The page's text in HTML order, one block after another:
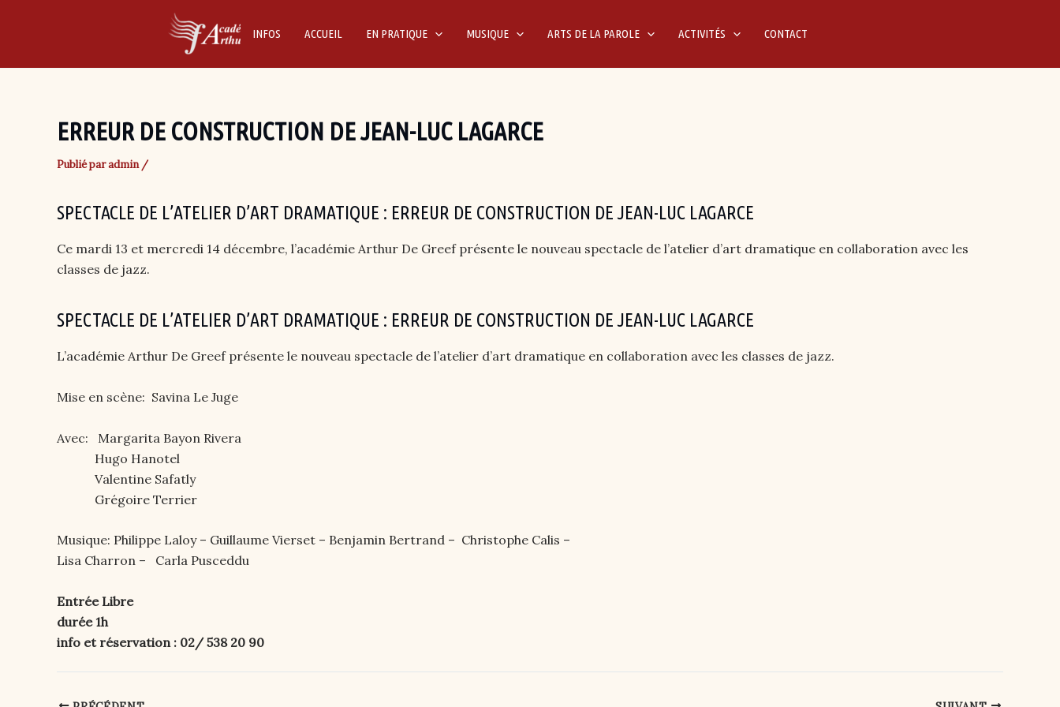
INFOS ACCUEIL EN PRATIQUE MUSIQUE ARTS DE LA PAROLE ACTIVITÉS CONTACT
ERREUR DE CONSTRUCTION DE JEAN-LUC LAGARCE
Publié paradmin /
SPECTACLE DE L’ATELIER D’ART DRAMATIQUE : ERREUR DE CONSTRUCTION DE JEAN-LUC LAGARCE
Ce mardi 13 et mercredi 14 décembre, l’académie Arthur De Greef présente le nouveau spectacle de l’atelier d’art dramatique en collaboration avec les
classes de jazz.
SPECTACLE DE L’ATELIER D’ART DRAMATIQUE : ERREUR DE CONSTRUCTION DE JEAN-LUC LAGARCE
L’académie Arthur De Greef présente le nouveau spectacle de l’atelier d’art dramatique en collaboration avec les classes de jazz.
Mise en scène: Savina Le Juge
Avec: Margarita Bayon Rivera
Hugo Hanotel
Valentine Safatly
Grégoire Terrier
Musique: Philippe Laloy – Guillaume Vierset – Benjamin Bertrand – Christophe Calis –
Lisa Charron – Carla Pusceddu
Entrée Libre
durée 1h
info et réservation : 02/ 538 20 90